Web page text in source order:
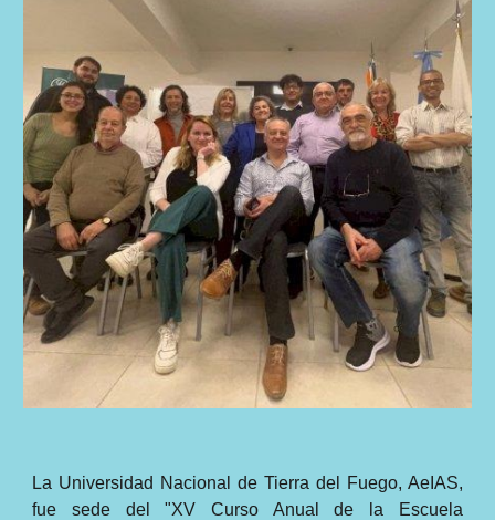
La Universidad Nacional de Tierra del Fuego, AeIAS,
fue sede del "XV Curso Anual de la Escuela